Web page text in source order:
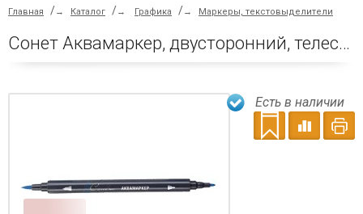
Главная → Каталог → Графика → Маркеры, текстовыделители
Сонет Аквамаркер, двусторонний, телесно-розовый
Есть в наличии